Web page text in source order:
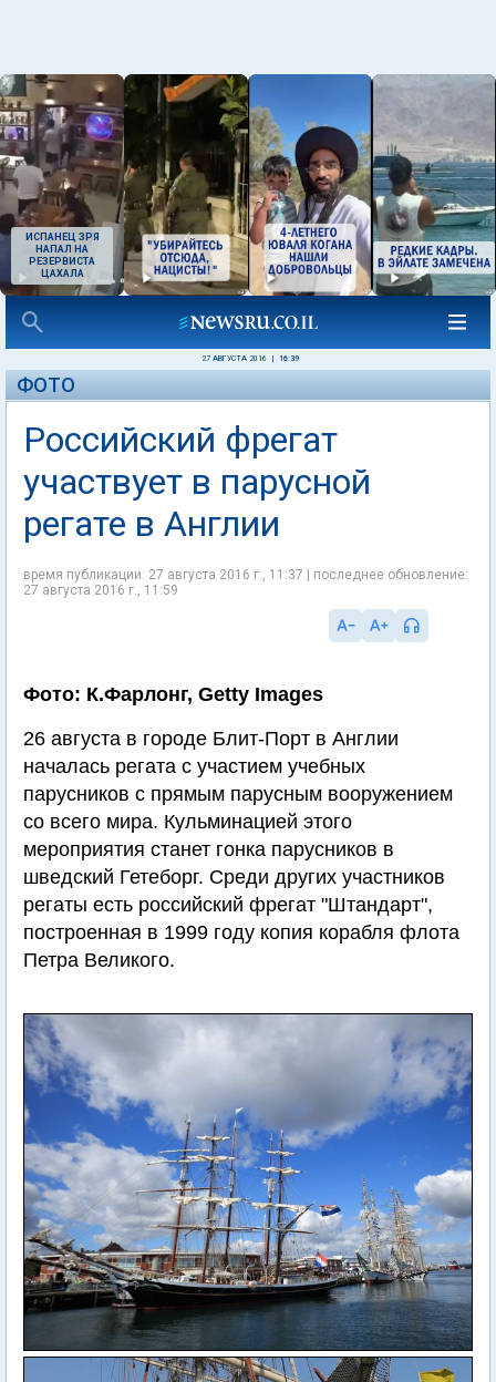
ИСПАНЕЦ ЗРЯ
НАПАЛ НА
РЕЗЕРВИСТА
ЦАХАЛА
27 АВГУСТА 2016 16:39
ФОТО
Российский фрегат
участвует в парусной
регате в Англии
время публикации: 27 августа 2016 г., 11:37 | последнее обновление:
27 августа 2016 г., 11:59
Фото: К.Фарлонг, Getty Images
26 августа в городе Блит-Порт в Англии
началась регата с участием учебных
парусников с прямым парусным вооружением
со всего мира. Кульминацией этого
мероприятия станет гонка парусников в
шведский Гетеборг. Среди других участников
регаты есть российский фрегат "Штандарт",
построенная в 1999 году копия корабля флота
Петра Великого.